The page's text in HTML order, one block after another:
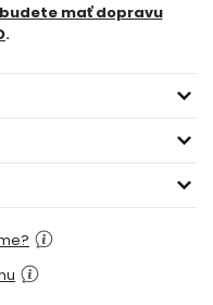
budete mať dopravu
.